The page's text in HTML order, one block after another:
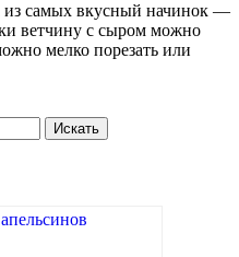
из самых вкусный начинок —
ветчину с сыром можно
мелко порезать или